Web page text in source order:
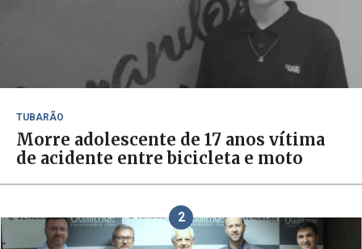
TUBARÃO
Morre adolescente de 17 anos vítima
de acidente entre bicicleta e moto
2